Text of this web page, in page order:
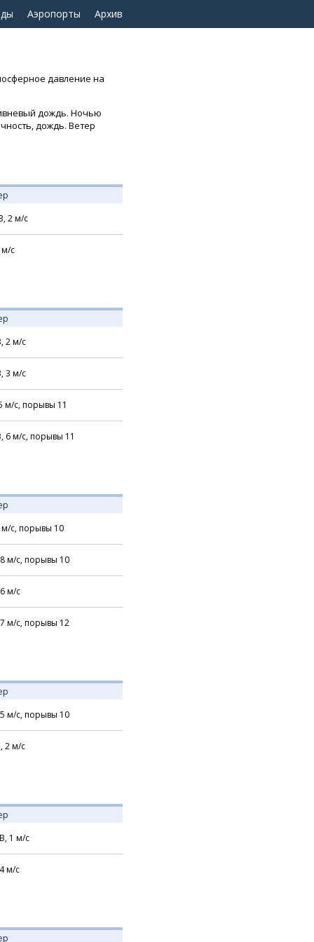
Аэропорты Архив
давление на
дождь. Ночью
дождь. Ветер
2м/с
м/с
2м/с
3 м/с
м/с, порывы 11
6м/с, порывы 11
м/с, порывы 10
8м/с, порывы 10
6м/с
7 м/с, порывы 12
5 м/с, порывы 10
2м/с
1 м/с
4м/с